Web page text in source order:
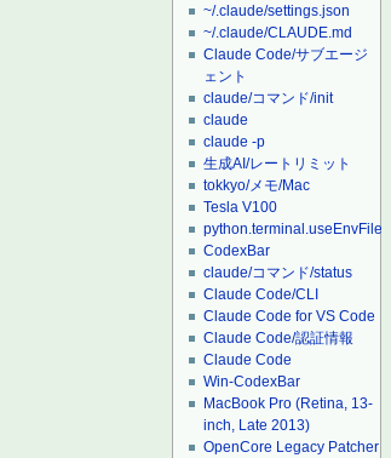
~/.claude/settings.json
~/.claude/CLAUDE.md
Claude Code/サブエージ
ェント
claude/コマンド/init
claude
claude -p
生成AI/レートリミット
tokkyo/メモ/Mac
Tesla V100
python.terminal.useEnvFile
CodexBar
claude/コマンド/status
Claude Code/CLI
Claude Code for VS Code
Claude Code/認証情報
Claude Code
Win-CodexBar
MacBook Pro (Retina, 13-
inch, Late 2013)
OpenCore Legacy Patcher